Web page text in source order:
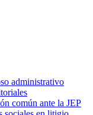
administrativo
común ante la JEP